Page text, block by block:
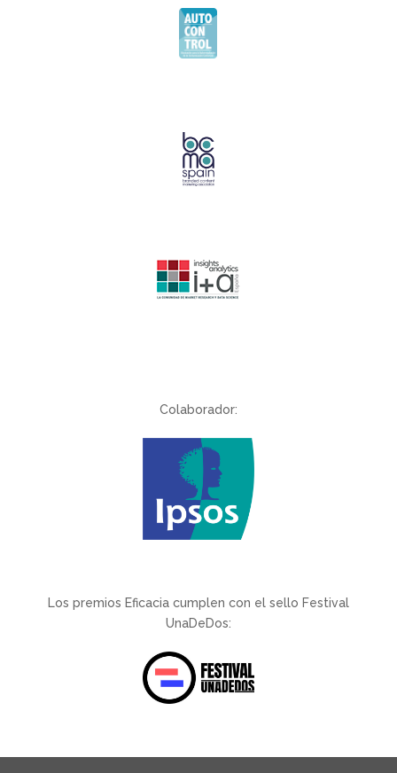
Colaborador:
Los premios Eficacia cumplen con el sello Festival
UnaDeDos: